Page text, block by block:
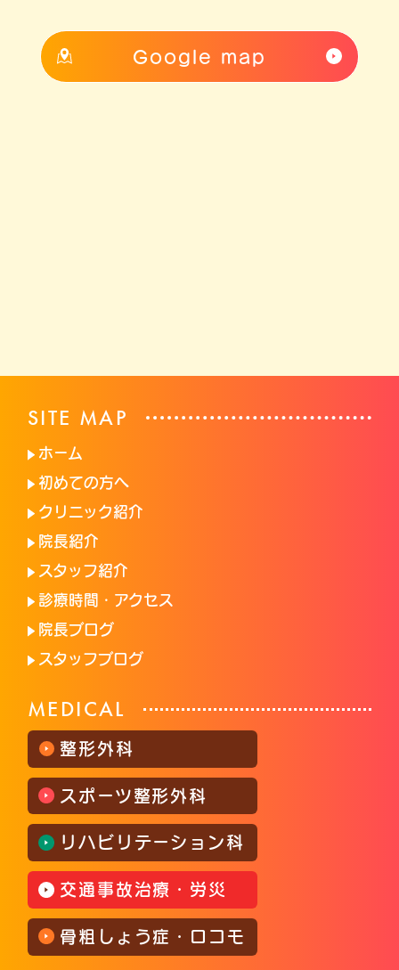
Google map
SITE MAP
ホーム
初めての方へ
クリニック紹介
院長紹介
スタッフ紹介
診療時間・アクセス
院長ブログ
スタッフブログ
MEDICAL
整形外科
スポーツ整形外科
リハビリテーション科
交通事故治療・労災
骨粗しょう症・ロコモ